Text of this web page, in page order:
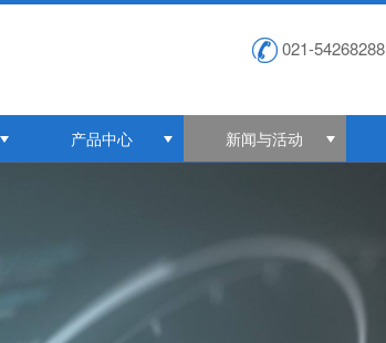
021-54268288
产品中心 新闻与活动